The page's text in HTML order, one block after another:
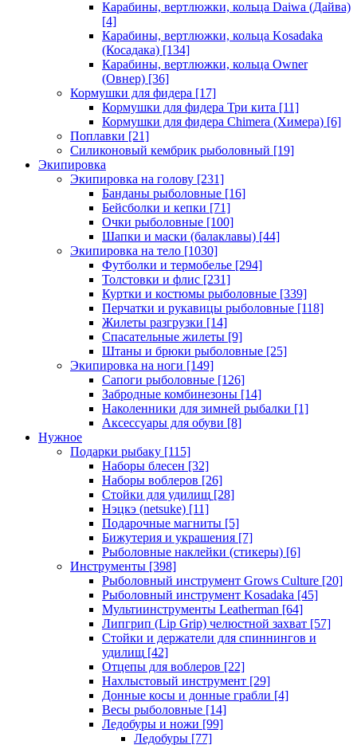
Карабины, вертлюжки, кольца Daiwa (Дайва)
[4]
Карабины, вертлюжки, кольца Kosadaka
(Косадака) [134]
Карабины, вертлюжки, кольца Owner
(Овнер) [36]
Кормушки для фидера [17]
Кормушки для фидера Три кита [11]
Кормушки для фидера Chimera (Химера) [6]
Поплавки [21]
Силиконовый кембрик рыболовный [19]
Экипировка
Экипировка на голову [231]
Банданы рыболовные [16]
Бейсболки и кепки [71]
Очки рыболовные [100]
Шапки и маски (балаклавы) [44]
Экипировка на тело [1030]
Футболки и термобелье [294]
Толстовки и флис [231]
Куртки и костюмы рыболовные [339]
Перчатки и рукавицы рыболовные [118]
Жилеты разгрузки [14]
Спасательные жилеты [9]
Штаны и брюки рыболовные [25]
Экипировка на ноги [149]
Сапоги рыболовные [126]
Забродные комбинезоны [14]
Наколенники для зимней рыбалки [1]
Аксессуары для обуви [8]
Нужное
Подарки рыбаку [115]
Наборы блесен [32]
Наборы воблеров [26]
Стойки для удилищ [28]
Нэцкэ (netsuke) [11]
Подарочные магниты [5]
Бижутерия и украшения [7]
Рыболовные наклейки (стикеры) [6]
Инструменты [398]
Рыболовный инструмент Grows Culture [20]
Рыболовный инструмент Kosadaka [45]
Мультиинструменты Leatherman [64]
Липгрип (Lip Grip) челюстной захват [57]
Стойки и держатели для спиннингов и
удилищ [42]
Отцепы для воблеров [22]
Нахлыстовый инструмент [29]
Донные косы и донные грабли [4]
Весы рыболовные [14]
Ледобуры и ножи [99]
Ледобуры [77]